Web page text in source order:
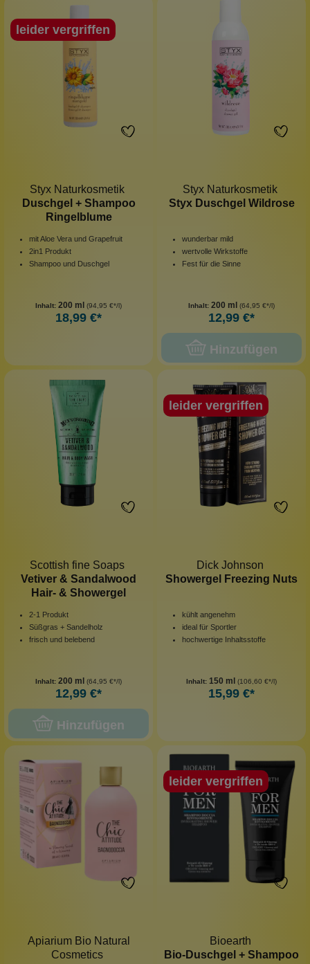
leider vergriffen
Styx Naturkosmetik
Duschgel + Shampoo
Ringelblume
mit Aloe Vera und Grapefruit
2in1 Produkt
Shampoo und Duschgel
Inhalt: 200 ml (94,95 €*/l)
18,99 €*
Styx Naturkosmetik
Styx Duschgel Wildrose
wunderbar mild
wertvolle Wirkstoffe
Fest für die Sinne
Inhalt: 200 ml (64,95 €*/l)
12,99 €*
Hinzufügen
Scottish fine Soaps
Vetiver & Sandalwood
Hair- & Showergel
2-1 Produkt
Süßgras + Sandelholz
frisch und belebend
Inhalt: 200 ml (64,95 €*/l)
12,99 €*
Hinzufügen
leider vergriffen
Dick Johnson
Showergel Freezing Nuts
kühlt angenehm
ideal für Sportler
hochwertige Inhaltsstoffe
Inhalt: 150 ml (106,60 €*/l)
15,99 €*
Apiarium Bio Natural
Cosmetics
leider vergriffen
Bioearth
Bio-Duschgel + Shampoo